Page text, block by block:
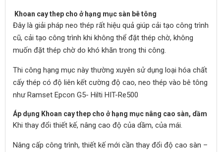
Khoan cay thep cho ở hạng mục sàn bê tông
Đây là giải pháp neo thép rất hiệu quả giúp cải tạo công trình
cũ, cải tạo công trình khi không thể đặt thép chờ, không
muốn đặt thép chờ do khó khăn trong thi công.
Thi công hạng mục này thường xuyên sử dụng loại hóa chất
cấy thép có độ liên kết cường độ cao, neo thép vào bê tông
như Ramset Epcon G5- Hilti HIT-Re500
Áp dụng Khoan cay thep cho ở hạng mục nâng cao sàn, dầm
Khi thay đổi thiết kế, nâng cao độ của dầm, của mái.
Nâng cấp công trình, thiết kế mới cần thay đổi độ cao sàn –